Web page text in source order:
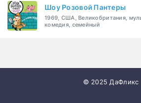
Шоу Розовой Пантеры
1969, США, Великобритания,
комедия, семейный
© 2025 ДаФликс